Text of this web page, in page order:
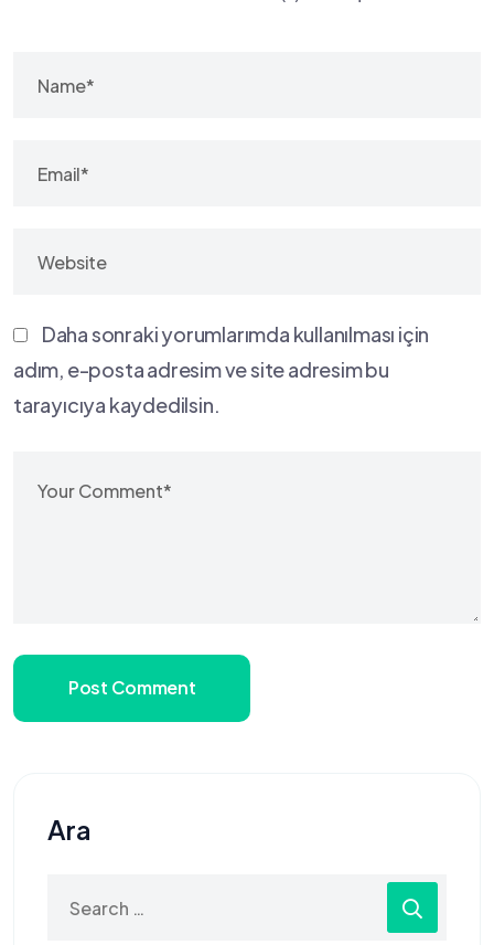
Daha sonraki yorumlarımda kullanılması için
adım, e-posta adresim ve site adresim bu
tarayıcıya kaydedilsin.
Post Comment
Ara
for: